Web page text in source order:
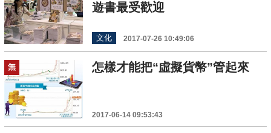
遊書最受歡迎
文化 2017-07-26 10:49:06
無 怎樣才能把“虛擬貨幣”管起來
2017-06-14 09:53:43